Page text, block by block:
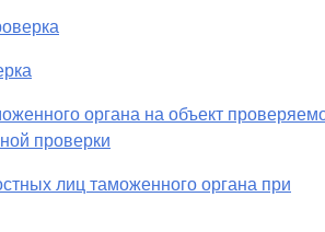
органа на объект
проверки
лиц таможенного органа при